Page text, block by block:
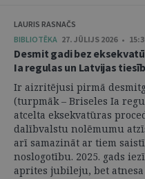
LAURIS RASNAČS
BIBLIOTĒKA 27. JŪLIJS 2026 •
Desmit gadi bez
Ia regulas un Latvijas
Ir aizritējusi pirmā
(turpmāk – Briseles Ia
atcelta eksekvatūras
dalībvalstu nolēmumu
arī samazināt ar tiem
noslogotību. 2025. gads
aprites jubileju, bet